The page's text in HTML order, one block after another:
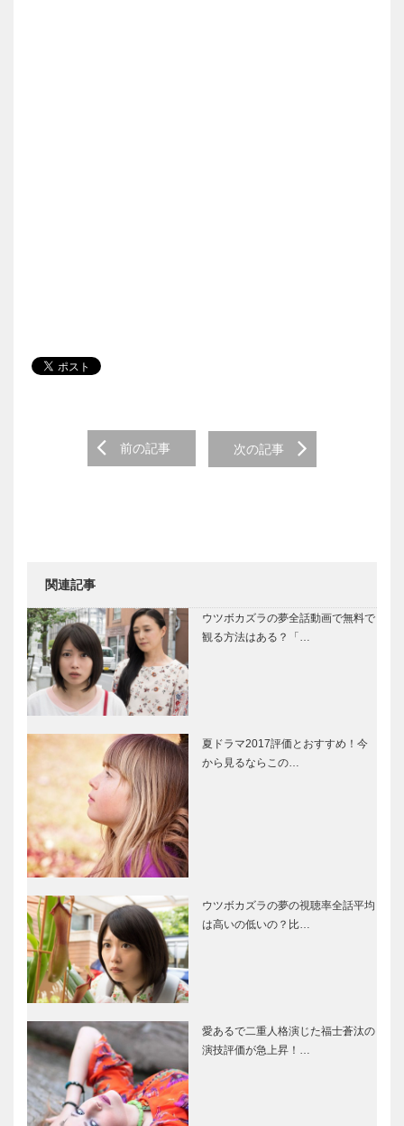
Post navigation
前の記事 次の記事
関連記事
ウツボカズラの夢全話動画で無料で
観る方法はある？「…
夏ドラマ2017評価とおすすめ！今
から見るならこの…
ウツボカズラの夢の視聴率全話平均
は高いの低いの？比…
愛あるで二重人格演じた福士蒼汰の
演技評価が急上昇！…